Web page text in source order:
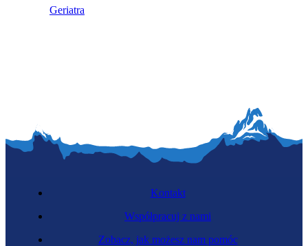
Geriatra
Kontakt
Współpracuj z nami
Zobacz, jak możesz nam pomóc